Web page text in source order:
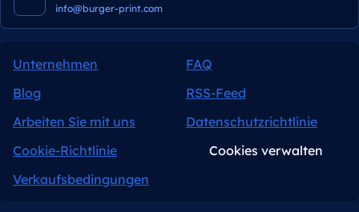
info@burger-print.com
Unternehmen
FAQ
Blog
RSS-Feed
Arbeiten Sie mit uns
Datenschutzrichtlinie
Cookie-Richtlinie
Cookies verwalten
Verkaufsbedingungen